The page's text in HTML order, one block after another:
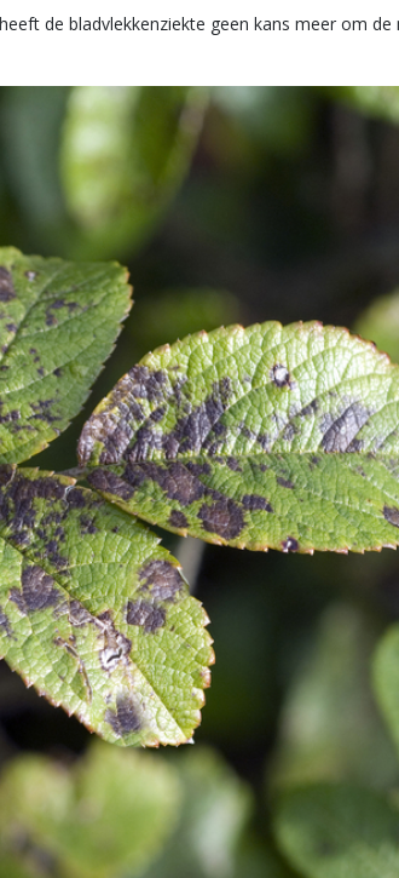
de bladvlekkenziekte geen kans meer om